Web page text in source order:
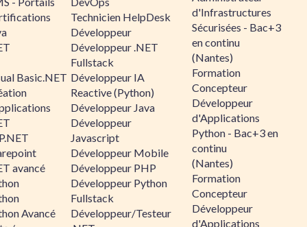
Basic.NET
avancé
Avancé
Technicien HelpDesk
Développeur
Développeur .NET
Fullstack
Développeur IA
Reactive (Python)
Développeur Java
Développeur
Javascript
Développeur Mobile
Développeur PHP
Développeur Python
Fullstack
Développeur/Testeur
d'Infrastructures
Sécurisées - Bac+3
en continu
(Nantes)
Formation
Concepteur
Développeur
d'Applications
Python - Bac+3 en
continu
(Nantes)
Formation
Concepteur
Développeur
d'Applications